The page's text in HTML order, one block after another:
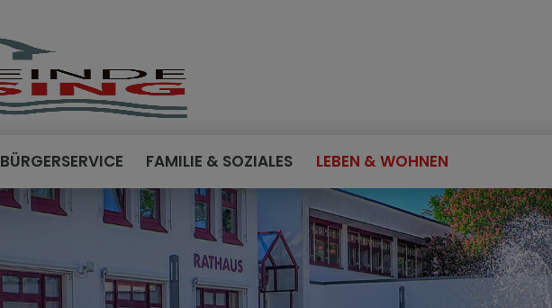
BÜRGERSERVICE FAMILIE & SOZIALES LEBEN & WOHNEN